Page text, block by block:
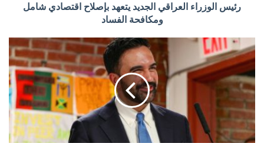
رئيس الوزراء العراقي الجديد يتعهد بإصلاح اقتصادي شامل
ومكافحة الفساد